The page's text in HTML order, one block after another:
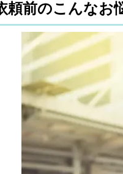
頼前のこんなお